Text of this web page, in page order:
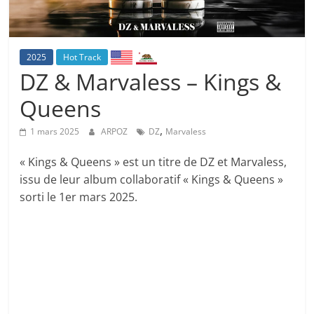
2025 Hot Track
DZ & Marvaless – Kings &
Queens
1 mars 2025 ARPOZ DZ, Marvaless
« Kings & Queens » est un titre de DZ et Marvaless,
issu de leur album collaboratif « Kings & Queens »
sorti le 1er mars 2025.